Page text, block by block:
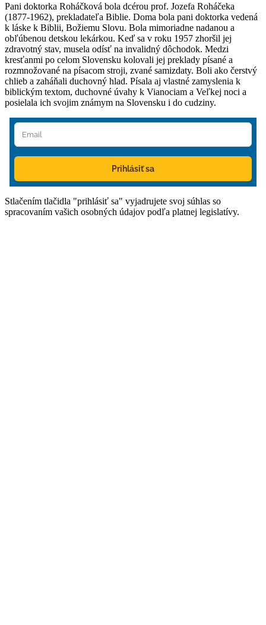
Pani doktorka Roháčková bola dcérou prof. Jozefa Roháčeka
(1877-1962), prekladateľa Biblie. Doma bola pani doktorka vedená
k láske k Biblii, Božiemu Slovu. Bola mimoriadne nadanou a
obľúbenou detskou lekárkou. Keď sa v roku 1957 zhoršil jej
zdravotný stav, musela odísť na invalidný dôchodok. Medzi
kresťanmi po celom Slovensku kolovali jej preklady písané a
rozmnožované na písacom stroji, zvané samizdaty. Boli ako čerstvý
chlieb a zaháňali duchovný hlad. Písala aj vlastné zamyslenia k
biblickým textom, duchovné úvahy k Vianociam a Veľkej noci a
posielala ich svojim známym na Slovensku i do cudziny.
Prihlásiť sa
Stlačením tlačidla "prihlásiť sa" vyjadrujete svoj súhlas so
spracovaním vašich osobných údajov podľa platnej legislatívy.